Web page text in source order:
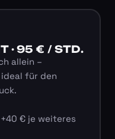
· 95 € / STD.
allein –
für den
€ je weiteres